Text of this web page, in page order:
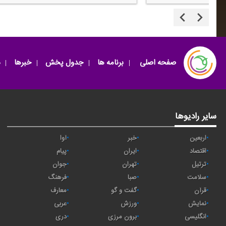
صفحه اصلی برنامه ها جدول پخش خبرها
سایر رادیوها
اربعین خبر
آوا
اقتصاد
ايران
پیام
ترتیل
تهران
جوان
سلامت
صبا
فرهنگ
قرآن
گفت و گو
معارف
نمایش
ورزش
عربی
انگلیسی
برون مرزی
دری